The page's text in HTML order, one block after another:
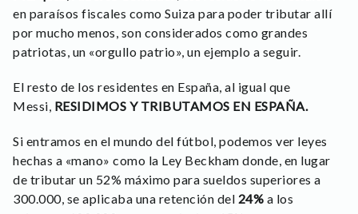
en paraísos fiscales como Suiza para poder tributar allí
por mucho menos, son considerados como grandes
patriotas, un «orgullo patrio», un ejemplo a seguir.
El resto de los residentes en España, al igual que
Messi, RESIDIMOS Y TRIBUTAMOS EN ESPAÑA.
Si entramos en el mundo del fútbol, podemos ver leyes
hechas a «mano» como la Ley Beckham donde, en lugar
de tributar un 52% máximo para sueldos superiores a
300.000, se aplicaba una retención del 24% a los